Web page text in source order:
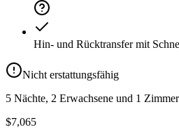
Hin- und Rücktransfer mit
Nicht erstattungsfähig
5 Nächte, 2 Erwachsene und 1 Zimmer
$7,065